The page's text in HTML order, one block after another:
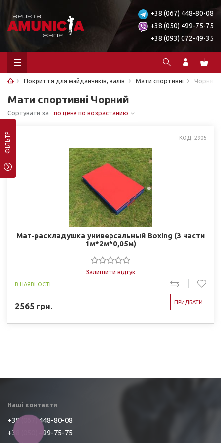
+38 (067) 448-80-08
+38 (050) 499-75-75
+38 (093) 072-49-35
Покриття для майданчиків, залів Мати спортивні Чорний
Мати спортивні Чорний
Сортувати за по цене по возрастанию
ФІЛЬТР КОД: 2906
Мат-раскладушка универсальный Boxing (3 части
1м*2м*0,05м)
Залишити відгук
В НАЯВНОСТІ
2565 грн. ПРИДБАТИ
Наші контакти
+38 (067) 448-80-08
+38 (050) 499-75-75